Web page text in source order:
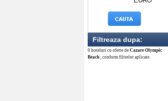
Filtreaza dupa:
0 hoteluri cu oferte de Cazare Olympic
Beach , conform filtrelor aplicate.